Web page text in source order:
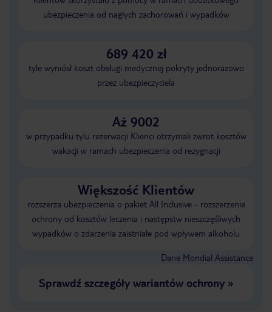
ubezpieczenia od nagłych zachorowań i wypadków
689 420 zł
tyle wyniósł koszt obsługi medycznej pokryty jednorazowo
przez ubezpieczyciela
Aż 9002
w przypadku tylu rezerwacji Klienci otrzymali zwrot kosztów
wakacji w ramach ubezpieczenia od rezygnacji
Większość Klientów
rozszerza ubezpieczenia o pakiet All Inclusive - rozszerzenie
ochrony od kosztów leczenia i następstw nieszczęśliwych
wypadków o zdarzenia zaistniałe pod wpływem alkoholu
Dane Mondial Assistance
Sprawdź szczegóły wariantów ochrony»